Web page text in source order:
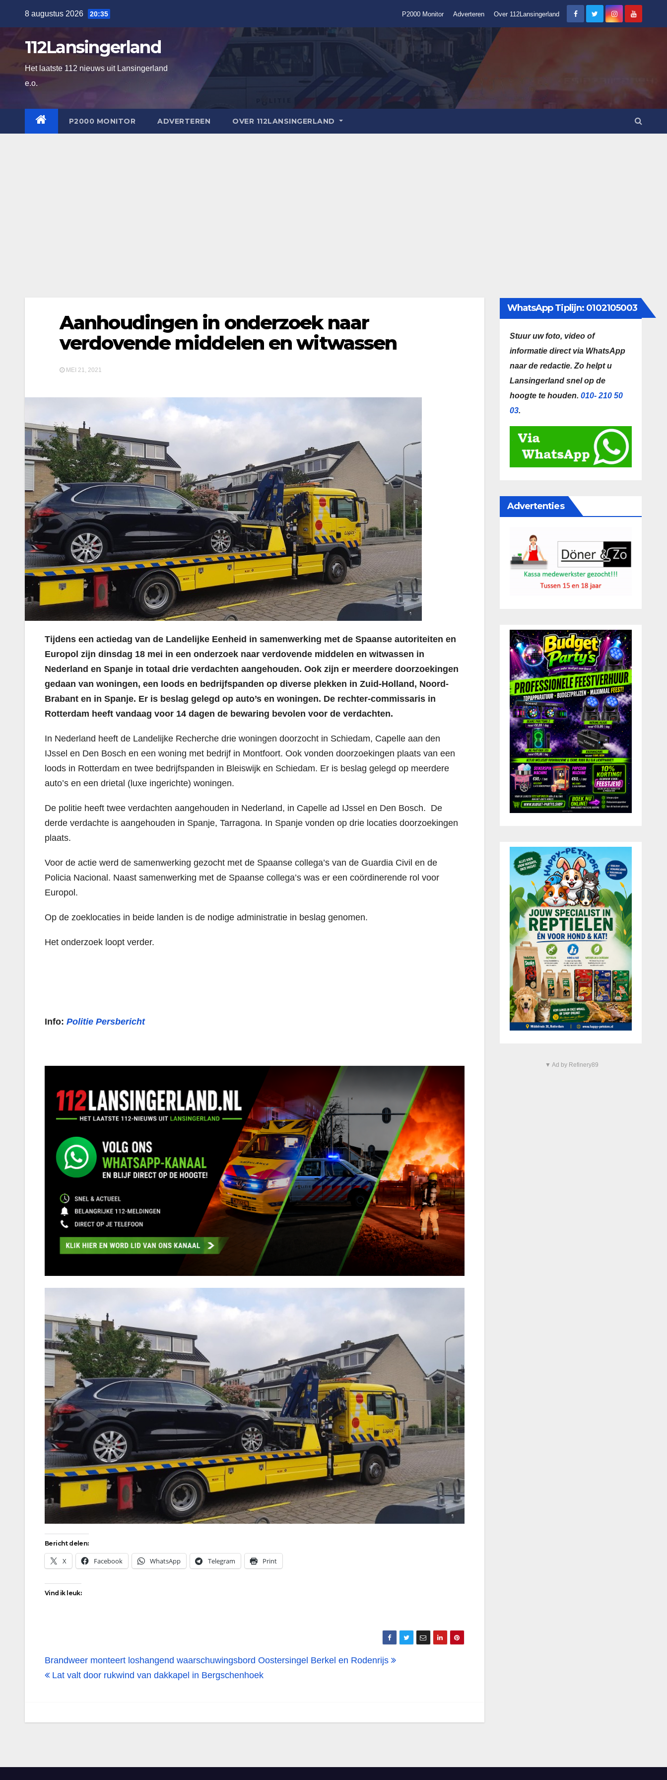
inhoud
8 augustus 2026 20:35 P2000 Monitor Adverteren Over 112Lansingerland
112Lansingerland
Het laatste 112 nieuws uit Lansingerland
e.o.
P2000 MONITOR ADVERTEREN OVER 112LANSINGERLAND
Aanhoudingen in onderzoek naar
verdovende middelen en witwassen
MEI 21, 2021
Tijdens een actiedag van de Landelijke Eenheid in samenwerking met de Spaanse autoriteiten en
Europol zijn dinsdag 18 mei in een onderzoek naar verdovende middelen en witwassen in
Nederland en Spanje in totaal drie verdachten aangehouden. Ook zijn er meerdere doorzoekingen
gedaan van woningen, een loods en bedrijfspanden op diverse plekken in Zuid-Holland, Noord-
Brabant en in Spanje. Er is beslag gelegd op auto’s en woningen. De rechter-commissaris in
Rotterdam heeft vandaag voor 14 dagen de bewaring bevolen voor de verdachten.
In Nederland heeft de Landelijke Recherche drie woningen doorzocht in Schiedam, Capelle aan den
IJssel en Den Bosch en een woning met bedrijf in Montfoort. Ook vonden doorzoekingen plaats van een
loods in Rotterdam en twee bedrijfspanden in Bleiswijk en Schiedam. Er is beslag gelegd op meerdere
auto’s en een drietal (luxe ingerichte) woningen.
De politie heeft twee verdachten aangehouden in Nederland, in Capelle ad IJssel en Den Bosch. De
derde verdachte is aangehouden in Spanje, Tarragona. In Spanje vonden op drie locaties doorzoekingen
plaats.
Voor de actie werd de samenwerking gezocht met de Spaanse collega’s van de Guardia Civil en de
Policia Nacional. Naast samenwerking met de Spaanse collega’s was er een coördinerende rol voor
Europol.
Op de zoeklocaties in beide landen is de nodige administratie in beslag genomen.
Het onderzoek loopt verder.
Info: Politie Persbericht
Bericht delen:
X Facebook WhatsApp Telegram Print
Vind ik leuk:
Bericht
navigatie
Brandweer monteert loshangend waarschuwingsbord Oostersingel Berkel en Rodenrijs
Lat valt door rukwind van dakkapel in Bergschenhoek
WhatsApp Tiplijn: 0102105003
Stuur uw foto, video of
informatie direct via WhatsApp
naar de redactie. Zo helpt u
Lansingerland snel op de
hoogte te houden. 010- 210 50
03.
Advertenties
▼ Ad by Refinery89